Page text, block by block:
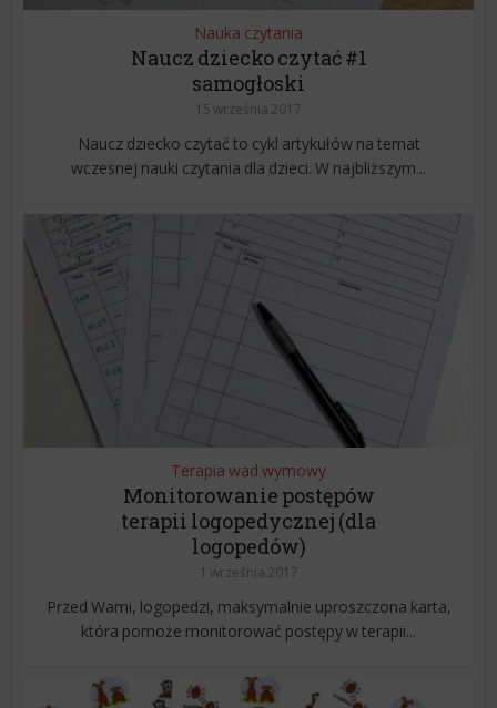
Nauka czytania
Naucz dziecko czytać #1
samogłoski
15 września 2017
Naucz dziecko czytać to cykl artykułów na temat
wczesnej nauki czytania dla dzieci. W najbliższym...
Terapia wad wymowy
Monitorowanie postępów
terapii logopedycznej (dla
logopedów)
1 września 2017
Przed Wami, logopedzi, maksymalnie uproszczona karta,
która pomoże monitorować postępy w terapii...